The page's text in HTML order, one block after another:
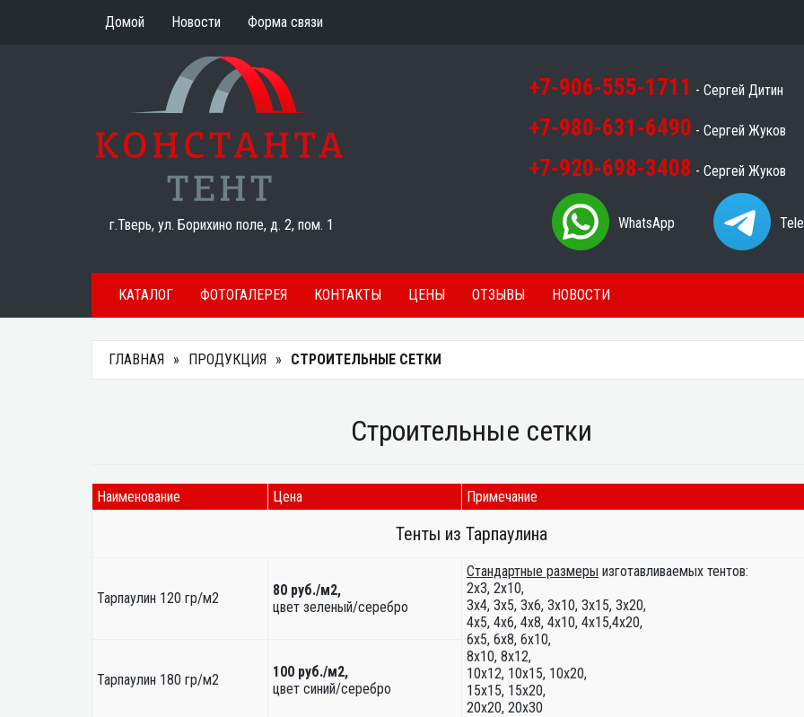
Домой Новости Форма связи
г.Тверь, ул. Борихино поле, д. 2, пом. 1
+7-906-555-1711 - Сергей Дитин
+7-980-631-6490 - Сергей Жуков
+7-920-698-3408 - Сергей Жуков
WhatsApp
КАТАЛОГ ФОТОГАЛЕРЕЯ КОНТАКТЫ ЦЕНЫ ОТЗЫВЫ НОВОСТИ
ГЛАВНАЯ ПРОДУКЦИЯ СТРОИТЕЛЬНЫЕ СЕТКИ
Строительные сетки
Наименование Цена Примечание
Тенты из Тарпаулина
Тарпаулин 120 гр/м2
80 руб./м2,
цвет зеленый/серебро
Стандартные размеры изготавливаемых тентов:
2х3, 2х10,
3х4, 3х5, 3х6, 3х10, 3х15, 3х20,
4х5, 4х6, 4х8, 4х10, 4х15,4х20,
6х5, 6х8, 6х10,
8х10, 8х12,
10х12, 10х15, 10х20,
15х15, 15х20,
20х20, 20х30
Тарпаулин 180 гр/м2
100 руб./м2,
цвет синий/серебро